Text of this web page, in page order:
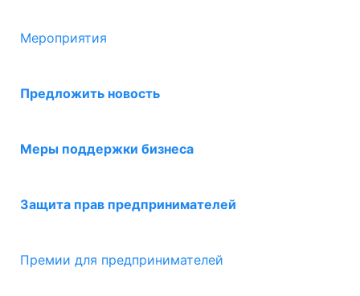
Мероприятия
Предложить новость
Меры поддержки бизнеса
Защита прав предпринимателей
Премии для предпринимателей